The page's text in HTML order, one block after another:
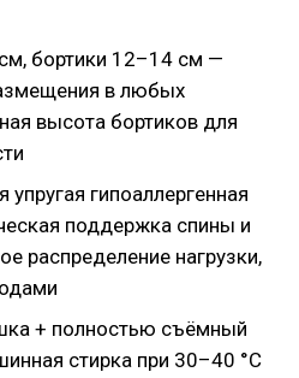
бортики 12–14 см —
в любых
высота бортиков для
упругая гипоаллергенная
поддержка спины и
распределение нагрузки,
+ полностью съёмный
стирка при 30–40 °C